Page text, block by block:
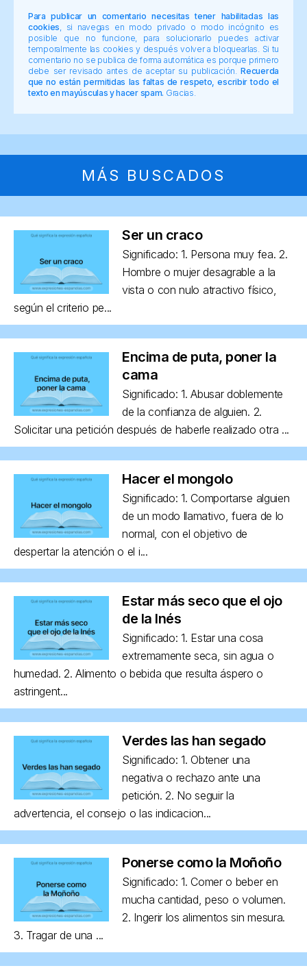
Para publicar un comentario necesitas tener habilitadas las
cookies , si navegas en modo privado o modo incógnito es
posible que no funcione, para solucionarlo puedes activar
temporalmente las cookies y después volver a bloquearlas. Si tu
comentario no se publica de forma automática es porque primero
debe ser revisado antes de aceptar su publicación.Recuerda
que no están permitidas las faltas de respeto, escribir todo el
texto en mayúsculas y hacer spam. Gracias.
MÁS BUSCADOS
Ser un craco
Significado: 1. Persona muy fea. 2.
Hombre o mujer desagrable a la
vista o con nulo atractivo físico,
según el criterio pe...
Encima de puta, poner la
cama
Significado: 1. Abusar doblemente
de la confianza de alguien. 2.
Solicitar una petición después de haberle realizado otra ...
Hacer el mongolo
Significado: 1. Comportarse alguien
de un modo llamativo, fuera de lo
normal, con el objetivo de
despertar la atención o el i...
Estar más seco que el ojo
de la Inés
Significado: 1. Estar una cosa
extremamente seca, sin agua o
humedad. 2. Alimento o bebida que resulta áspero o
astringent...
Verdes las han segado
Significado: 1. Obtener una
negativa o rechazo ante una
petición. 2. No seguir la
advertencia, el consejo o las indicacion...
Ponerse como la Moñoño
Significado: 1. Comer o beber en
mucha cantidad, peso o volumen.
2. Ingerir los alimentos sin mesura.
3. Tragar de una ...